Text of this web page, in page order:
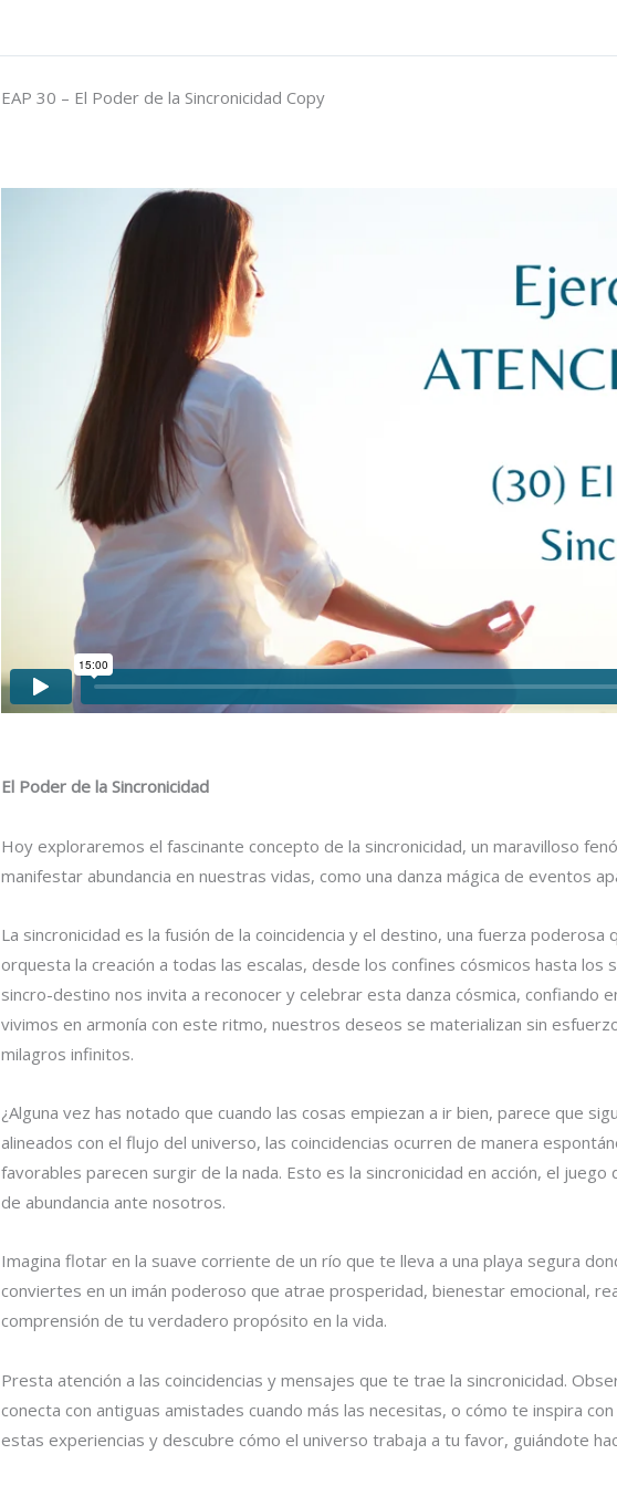
EAP 30 – El Poder de la Sincronicidad Copy
El Poder de la Sincronicidad
Hoy exploraremos el fascinante concepto de la sincronicidad, un maravilloso
manifestar abundancia en nuestras vidas, como una danza mágica de eventos
La sincronicidad es la fusión de la coincidencia y el destino, una fuerza
orquesta la creación a todas las escalas, desde los confines cósmicos hasta los
sincro-destino nos invita a reconocer y celebrar esta danza cósmica, confiando
vivimos en armonía con este ritmo, nuestros deseos se materializan sin
milagros infinitos.
¿Alguna vez has notado que cuando las cosas empiezan a ir bien, parece que
alineados con el flujo del universo, las coincidencias ocurren de manera
favorables parecen surgir de la nada. Esto es la sincronicidad en acción, el
de abundancia ante nosotros.
Imagina flotar en la suave corriente de un río que te lleva a una playa segura
conviertes en un imán poderoso que atrae prosperidad, bienestar emocional,
comprensión de tu verdadero propósito en la vida.
Presta atención a las coincidencias y mensajes que te trae la sincronicidad.
conecta con antiguas amistades cuando más las necesitas, o cómo te inspira
estas experiencias y descubre cómo el universo trabaja a tu favor, guiándote